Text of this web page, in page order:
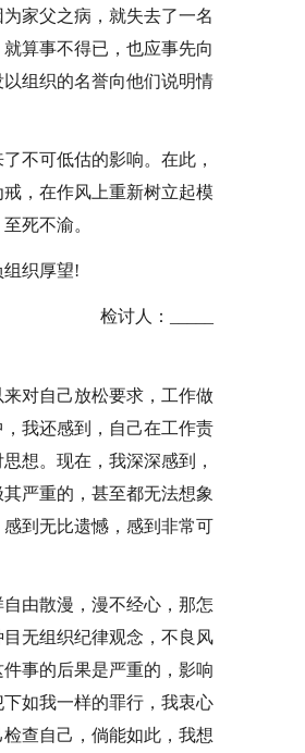
家父之病，就失去了一名
算事不得已，也应事先向
组织的名誉向他们说明情
不可低估的影响。在此，
，在作风上重新树立起模
死不渝。
织厚望!
检讨人：_____
对自己放松要求，工作做
我还感到，自己在工作责
想。现在，我深深感到，
严重的，甚至都无法想象
到无比遗憾，感到非常可
由散漫，漫不经心，那怎
无组织纪律观念，不良风
事的后果是严重的，影响
如我一样的罪行，我衷心
查自己，倘能如此，我想